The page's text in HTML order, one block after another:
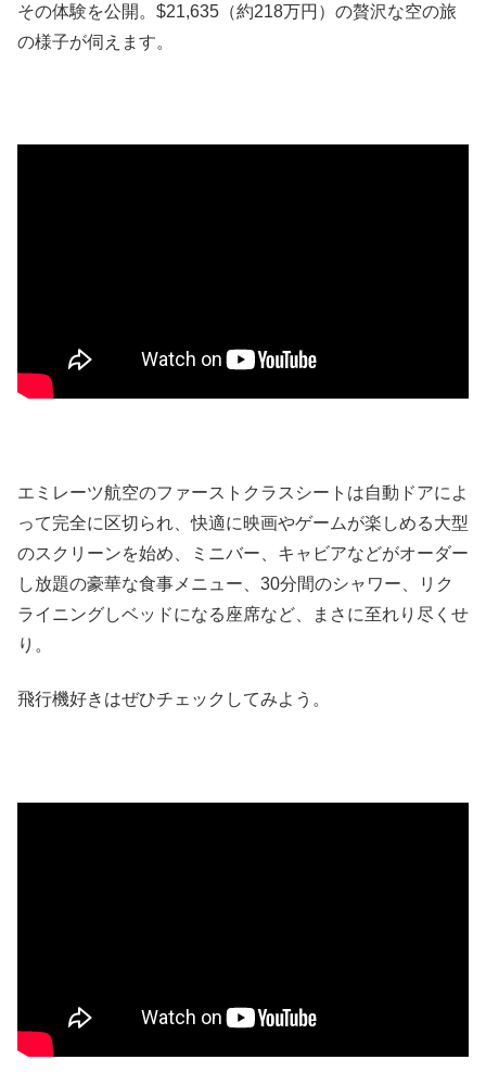
その体験を公開。$21,635（約218万円）の贅沢な空の旅
の様子が伺えます。
エミレーツ航空のファーストクラスシートは自動ドアによ
って完全に区切られ、快適に映画やゲームが楽しめる大型
のスクリーンを始め、ミニバー、キャビアなどがオーダー
し放題の豪華な食事メニュー、30分間のシャワー、リク
ライニングしベッドになる座席など、まさに至れり尽くせ
り。
飛行機好きはぜひチェックしてみよう。